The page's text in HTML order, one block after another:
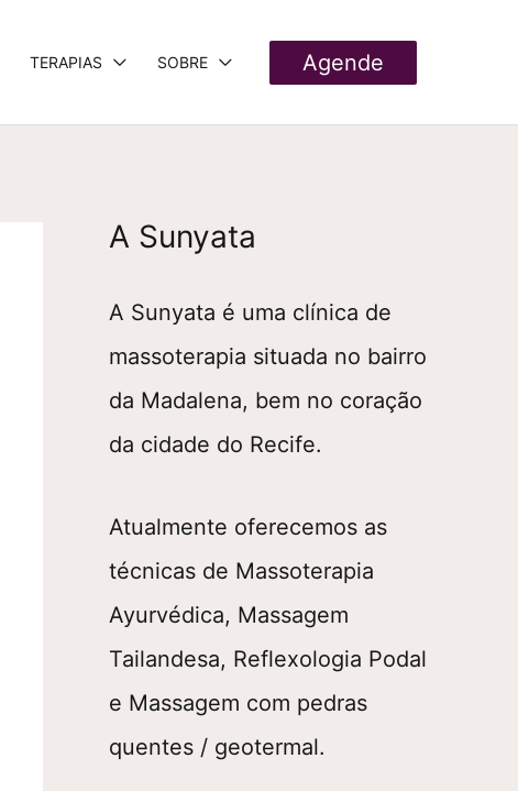
TERAPIAS SOBRE Agende
A Sunyata
A Sunyata é uma clínica de
massoterapia situada no bairro
da Madalena, bem no coração
da cidade do Recife.
Atualmente oferecemos as
técnicas de Massoterapia
Ayurvédica, Massagem
Tailandesa, Reflexologia Podal
e Massagem com pedras
quentes / geotermal.